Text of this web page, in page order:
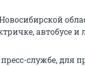
автобусе
службе, для